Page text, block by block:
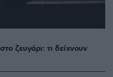
ζευγάρι: τι δείχνουν